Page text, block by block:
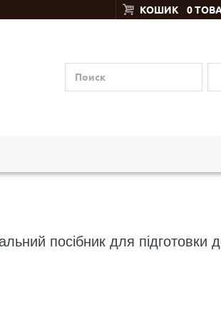
КОШИК 0
посібник для підготовки